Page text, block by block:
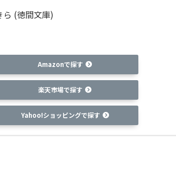
ら (徳間文庫)
Amazonで探す
楽天市場で探す
Yahoo!ショッピングで探す